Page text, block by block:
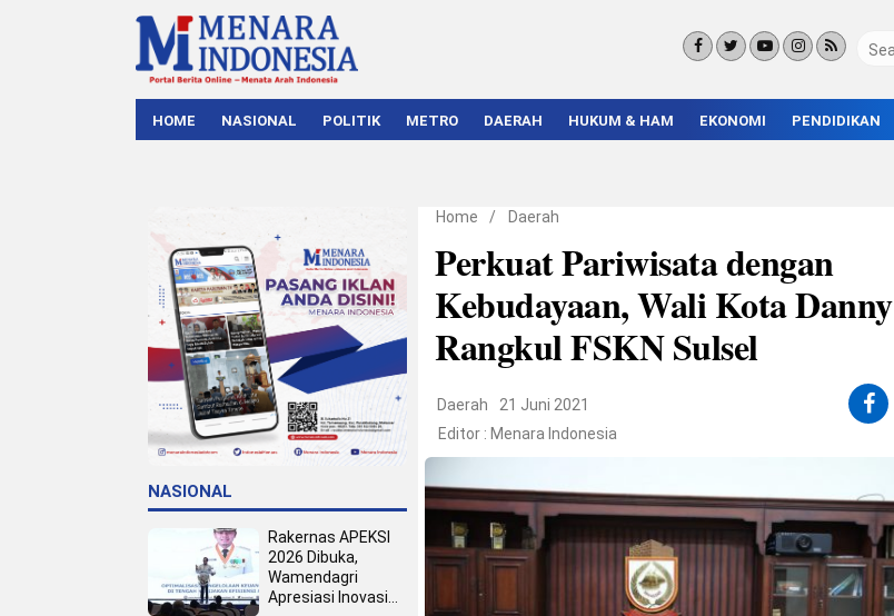
HOME NASIONAL POLITIK METRO DAERAH HUKUM & HAM EKONOMI PENDIDIKAN
NASIONAL
Rakernas APEKSI
2026 Dibuka,
Wamendagri
Apresiasi Inovasi
Home / Daerah
Perkuat Pariwisata dengan
Kebudayaan, Wali Kota Danny
Rangkul FSKN Sulsel
Daerah
21 Juni 2021
Editor : Menara Indonesia